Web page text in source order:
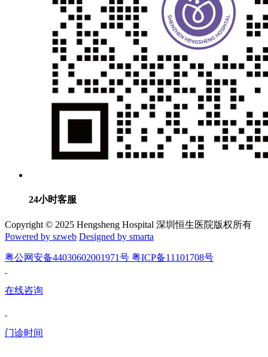
24小时客服
Copyright © 2025 Hengsheng Hospital 深圳恒生医院版权所有
Powered by szweb Designed by smarta
粤公网安备44030602001971号 粤ICP备11101708号
在线咨询
门诊时间